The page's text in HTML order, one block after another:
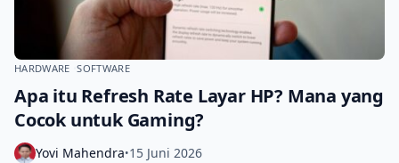
HARDWARE SOFTWARE
Apa itu Refresh Rate Layar HP? Mana yang
Cocok untuk Gaming?
Yovi Mahendra•15 Juni 2026